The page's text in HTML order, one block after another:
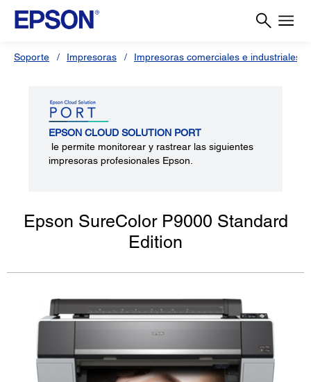
Soporte Impresoras Impresoras comerciales e industriales
EPSON CLOUD SOLUTION PORT
le permite monitorear y rastrear las siguientes
impresoras profesionales Epson.
Epson SureColor P9000 Standard
Edition